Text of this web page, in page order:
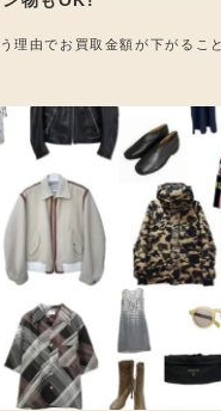
理由でお買取金額が下がるこ